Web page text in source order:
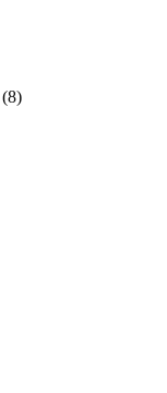
(8)